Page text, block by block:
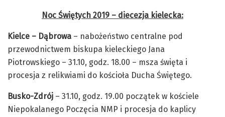
Noc Świętych 2019 – diecezja kielecka:
Kielce – Dąbrowa – nabożeństwo centralne pod
przewodnictwem biskupa kieleckiego Jana
Piotrowskiego – 31.10, godz. 18.00 – msza święta i
procesja z relikwiami do kościoła Ducha Świętego.
Busko-Zdrój – 31.10, godz. 19.00 początek w kościele
Niepokalanego Poczęcia NMP i procesja do kaplicy